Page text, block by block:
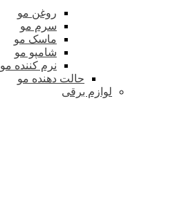
روغن مو
سرم مو
ماسک مو
شامپو مو
نرم کننده مو
حالت دهنده مو
لوازم برقی